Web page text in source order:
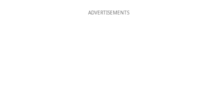
ADVERTISEMENTS